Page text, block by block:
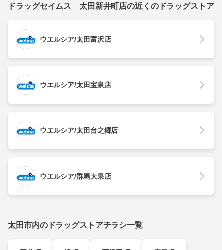
ドラッグセイムス 太田新井町店の近くのドラッグストア
ウエルシア/太田富沢店
ウエルシア/太田宝泉店
ウエルシア/太田台之郷店
ウエルシア/群馬大泉店
太田市内のドラッグストアチラシ一覧